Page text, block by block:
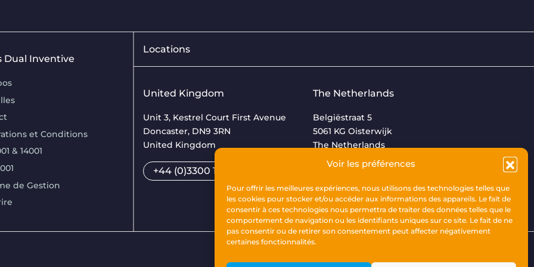
Voir les préférences
Pour offrir les meilleures expériences, nous utilisons des technologies telles que
les cookies pour stocker et/ou accéder aux informations des appareils. Le fait de
consentir à ces technologies nous permettra de traiter des données telles que le
comportement de navigation ou les identifiants uniques sur ce site. Le fait de ne
pas consentir ou de retirer son consentement peut affecter négativement
certaines fonctionnalités.
Dual Inventive
et Conditions
& 14001
de Gestion
Locations
United Kingdom
Unit 3, Kestrel Court First Avenue
Doncaster, DN9 3RN
United Kingdom
+44 (0)3300 169033
The Netherlands
Belgiëstraat 5
5061 KG Oisterwijk
The Netherlands
+31 (0)13 533 9969